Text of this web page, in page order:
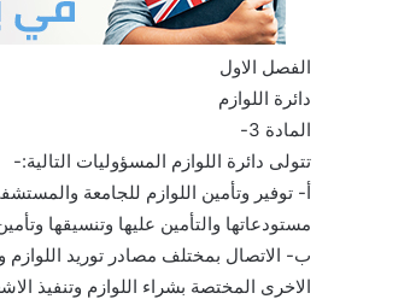
الفصل الاول
دائرة اللوازم
المادة 3-
تتولى دائرة اللوازم المسؤوليات التالية:-
أ- توفير وتأمين اللوازم للجامعة
مستودعاتها والتأمين عليها وتنسيقها
ب- الاتصال بمختلف مصادر توريد اللوازم
الاخرى المختصة بشراء اللوازم وتنفيذ